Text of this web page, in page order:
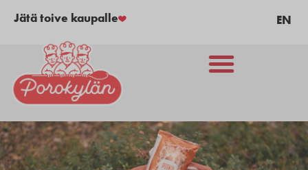
Jätä toive kaupalle EN